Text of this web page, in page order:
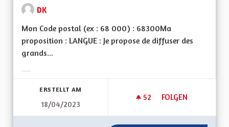
DK
Mon Code postal (ex : 68 000) : 68300Ma
proposition : LANGUE : Je propose de diffuser des
grands...
ERSTELLT AM
18/04/2023
52 52 FOLLOWER
FOLGEN
LANGUE ET